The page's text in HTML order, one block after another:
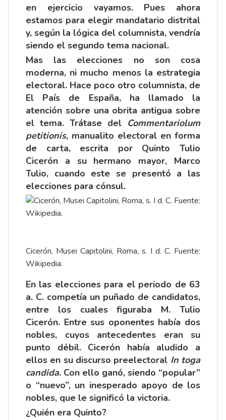
en ejercicio vayamos. Pues ahora
estamos para elegir mandatario distrital
y, según la lógica del columnista, vendría
siendo el segundo tema nacional.
Mas las elecciones no son cosa
moderna, ni mucho menos la estrategia
electoral. Hace poco otro columnista, de
El País de España, ha llamado la
atención sobre una obrita antigua sobre
el tema. Trátase del Commentariolum
petitionis, manualito electoral en forma
de carta, escrita por Quinto Tulio
Cicerón a su hermano mayor, Marco
Tulio, cuando este se presentó a las
elecciones para cónsul.
Cicerón, Musei Capitolini, Roma, s. I d. C. Fuente:
Wikipedia.
En las elecciones para el periodo de 63
a. C. competía un puñado de candidatos,
entre los cuales figuraba M. Tulio
Cicerón. Entre sus oponentes había dos
nobles, cuyos antecedentes eran su
punto débil. Cicerón había aludido a
ellos en su discurso preelectoral In toga
candida. Con ello ganó, siendo “popular”
o “nuevo”, un inesperado apoyo de los
nobles, que le significó la victoria.
¿Quién era Quinto?